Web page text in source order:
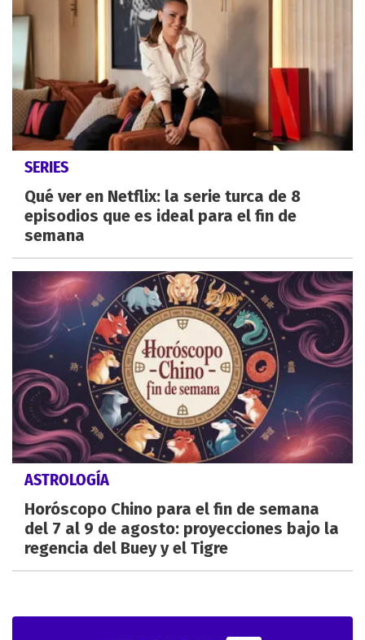
SERIES
Qué ver en Netflix: la serie turca de 8
episodios que es ideal para el fin de
semana
ASTROLOGÍA
Horóscopo Chino para el fin de semana
del 7 al 9 de agosto: proyecciones bajo la
regencia del Buey y el Tigre